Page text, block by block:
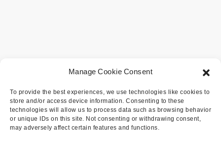
Manage Cookie Consent
To provide the best experiences, we use technologies like cookies to
store and/or access device information. Consenting to these
technologies will allow us to process data such as browsing behavior
or unique IDs on this site. Not consenting or withdrawing consent,
may adversely affect certain features and functions.